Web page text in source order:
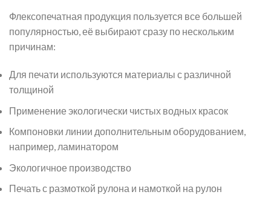
Флексопечатная продукция пользуется все большей
популярностью, её выбирают сразу по нескольким
причинам:
Для печати используются материалы с различной
толщиной
Применение экологически чистых водных красок
Компоновки линии дополнительным оборудованием,
например, ламинатором
Экологичное производство
Печать с размоткой рулона и намоткой на рулон